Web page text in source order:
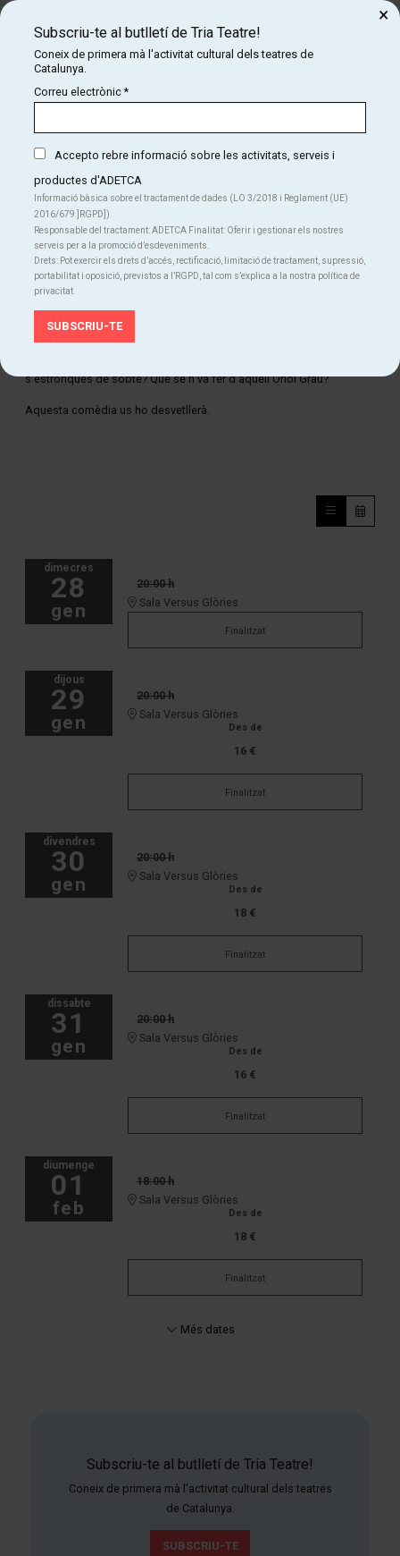
Diapositiva 1 de 1
Fent un repàs pels inicis artístics de l'Oriol Grau descobrim la part
més fosca de la seva trajectòria. Una revelació inconfessable sobre
el seu ascens a la popularitat i a la fama, i la seva posterior caiguda
i desaparició fulminant del panorama mediàtic del país.
s'estronqués de sobte? Què se'n va fer d'aquell Oriol Grau?
Aquesta comèdia us ho desvetllerà.
dimecres
28
gen
20:00 h
Sala Versus Glòries
Finalitzat
dijous
29
gen
20:00 h
Sala Versus Glòries
Des de
16 €
Finalitzat
divendres
30
gen
20:00 h
Sala Versus Glòries
Des de
18 €
Finalitzat
dissabte
31
gen
20:00 h
Sala Versus Glòries
Des de
16 €
Finalitzat
diumenge
01
feb
18:00 h
Sala Versus Glòries
Des de
18 €
Finalitzat
Més dates
Subscriu-te al butlletí de Tria Teatre!
Coneix de primera mà l'activitat cultural dels teatres
de Catalunya.
SUBSCRIU-TE
Subscriu-te al butlletí de Tria Teatre!
Coneix de primera mà l'activitat cultural dels teatres de
Catalunya.
Correu electrònic*
Accepto rebre informació sobre les activitats, serveis i
productes d'ADETCA
Informació bàsica sobre el tractament de dades (LO 3/2018 i Reglament (UE)
2016/679 ]RGPD])
Responsable del tractament: ADETCA Finalitat: Oferir i gestionar els nostres
serveis per a la promoció d’esdeveniments.
Drets: Pot exercir els drets d’accés, rectificació, limitació de tractament, supressió,
portabilitat i oposició, previstos a l’RGPD, tal com s’explica a la nostra política de
privacitat.
×